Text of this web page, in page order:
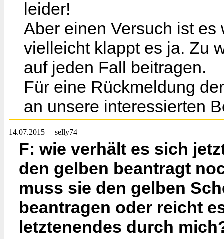
leider!
Aber einen Versuch ist
vielleicht klappt es ja. Zu
auf jeden Fall beitragen.
Für eine Rückmeldung
an unsere interessierten
14.07.2015 selly74
F: wie verhält es sich
den gelben beantragt
muss sie den gelben
beantragen oder reicht
letztenendes durch